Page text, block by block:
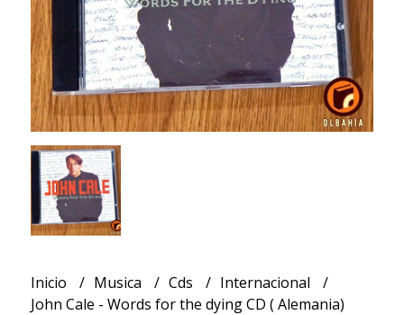
Inicio Musica Cds
Internacional
John Cale - Words for the dying CD ( Alemania)